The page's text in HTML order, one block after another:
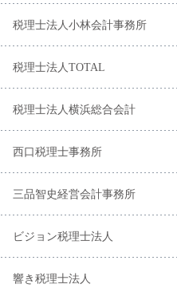
税理士法人小林会計事務所
税理士法人TOTAL
税理士法人横浜総合会計
西口税理士事務所
三品智史経営会計事務所
ビジョン税理士法人
響き税理士法人